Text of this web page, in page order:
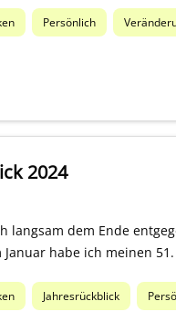
Persönlich
2024
langsam dem Ende
Januar habe ich meinen
Jahresrückblick